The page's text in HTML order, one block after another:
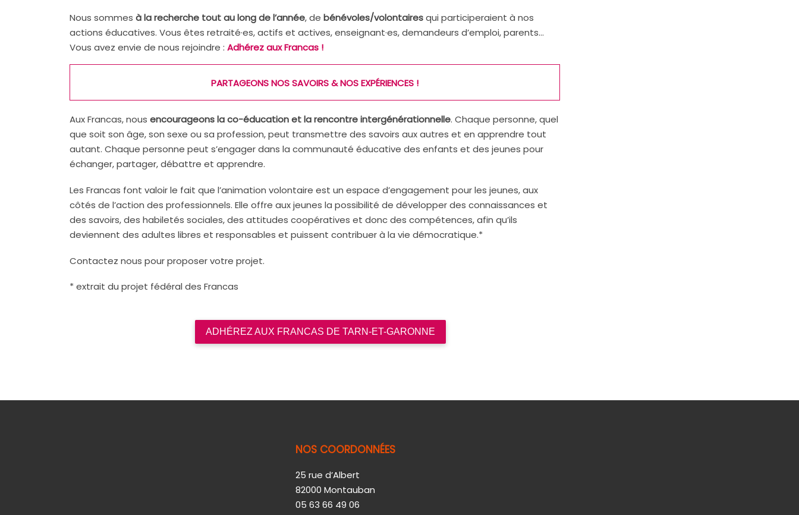
Nous sommes à la recherche tout au long de l’année, de bénévoles/volontairesqui participeraient à nos
actions éducatives. Vous êtes retraité·es, actifs et actives, enseignant·es, demandeurs d’emploi, parents…
Vous avez envie de nous rejoindre : Adhérez aux Francas !
PARTAGEONS NOS SAVOIRS & NOS EXPÉRIENCES !
Aux Francas, nous encourageons la co-éducation et la rencontre intergénérationnelle. Chaque personne, quel
que soit son âge, son sexe ou sa profession, peut transmettre des savoirs aux autres et en apprendre tout
autant. Chaque personne peut s’engager dans la communauté éducative des enfants et des jeunes pour
échanger, partager, débattre et apprendre.
Les Francas font valoir le fait que l’animation volontaire est un espace d’engagement pour les jeunes, aux
côtés de l’action des professionnels. Elle offre aux jeunes la possibilité de développer des connaissances et
des savoirs, des habiletés sociales, des attitudes coopératives et donc des compétences, afin qu’ils
deviennent des adultes libres et responsables et puissent contribuer à la vie démocratique.*
Contactez nous pour proposer votre projet.
* extrait du projet fédéral des Francas
ADHÉREZ AUX FRANCAS DE TARN-ET-GARONNE
NOS COORDONNÉES
25 rue d’Albert
82000 Montauban
05 63 66 49 06